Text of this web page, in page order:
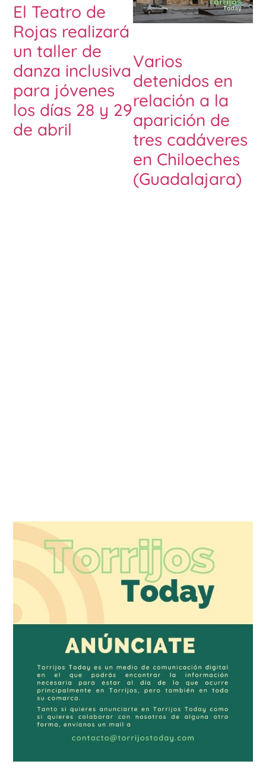
El Teatro de
Rojas realizará
un taller de
danza inclusiva
para jóvenes
los días 28 y 29
de abril
Varios
detenidos en
relación a la
aparición de
tres cadáveres
en Chiloeches
(Guadalajara)